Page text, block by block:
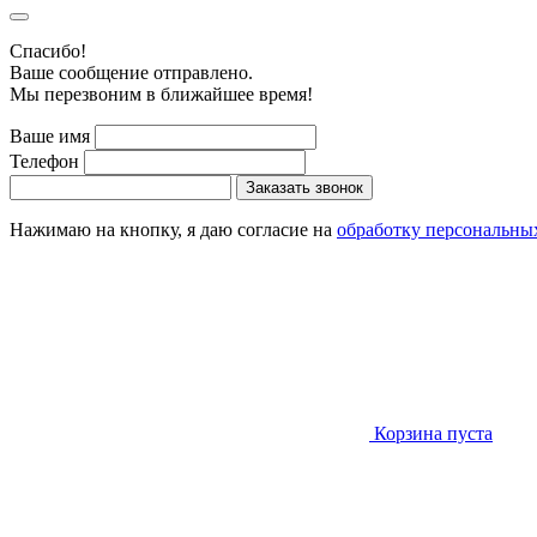
Cпасибо!
Ваше сообщение отправлено.
Мы перезвоним в ближайшее время!
Ваше имя
Телефон
Заказать звонок
Нажимаю на кнопку, я даю согласие на обработку
Корзина пуста